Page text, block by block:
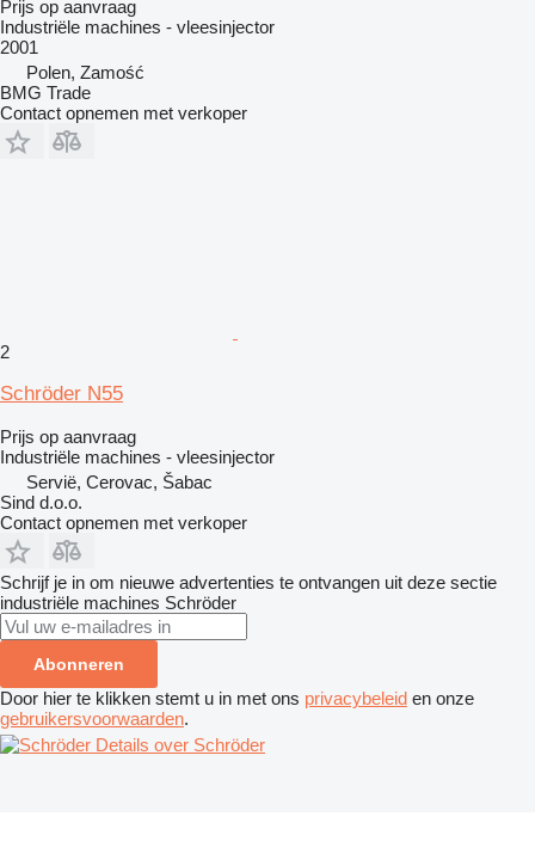
Prijs op aanvraag
Industriële machines - vleesinjector
2001
Polen, Zamość
BMG Trade
Contact opnemen met verkoper
2
Schröder N55
Prijs op aanvraag
Industriële machines - vleesinjector
Servië, Cerovac, Šabac
Sind d.o.o.
Contact opnemen met verkoper
Schrijf je in om nieuwe advertenties te ontvangen uit deze sectie
industriële machines Schröder
Abonneren
Door hier te klikken stemt u in met ons privacybeleid en onze
gebruikersvoorwaarden.
Details over Schröder